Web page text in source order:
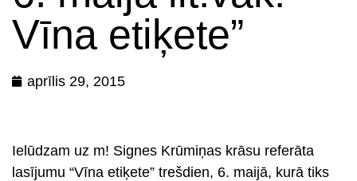
Vīna etiķete”
aprīlis 29, 2015
Ielūdzam uz m! Signes Krūmiņas krāsu referāta
lasījumu “Vīna etiķete” trešdien, 6. maijā, kurā tiks